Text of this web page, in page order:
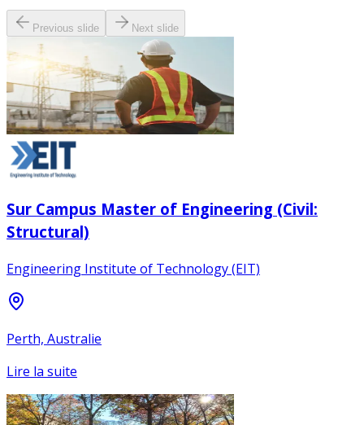
Previous slide Next slide
Sur Campus Master of Engineering (Civil:
Structural)
Engineering Institute of Technology (EIT)
Perth, Australie
Lire la suite